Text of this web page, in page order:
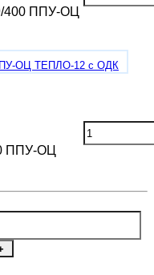
400 ППУ-ОЦ
ППУ-ОЦ